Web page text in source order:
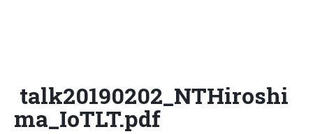
talk20190202_NTHiroshi
ma_IoTLT.pdf